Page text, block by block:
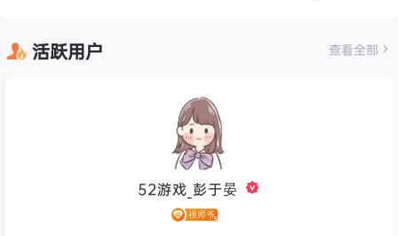
活跃用户 查看全部
52游戏_彭于晏